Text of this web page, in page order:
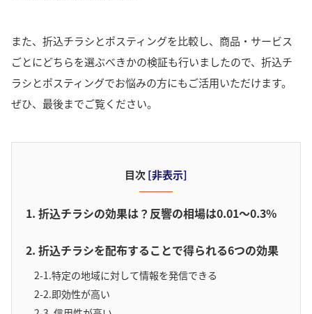
また、折込チラシとポスティングを比較し、商品・サービス
ごとにどちらを選ぶべきかの検証も行いましたので、折込チ
ラシとポスティングでお悩みの方にもご活用いただけます。
ぜひ、最後までご覧ください。
目次[非表示]
1. 折込チラシの効果は？反響の相場は0.01～0.3%
2. 折込チラシを配布することで得られる6つの効果
2-1.特定の地域に対して情報を発信できる
2-2.即効性が高い